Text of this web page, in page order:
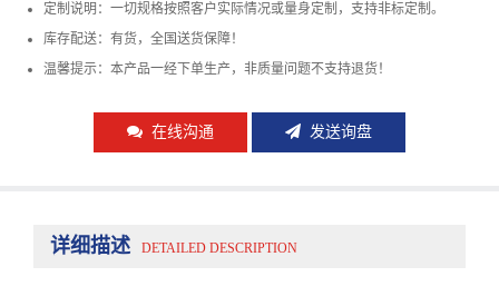
定制说明：一切规格按照客户实际情况或量身定制，支持非标定制。
库存配送：有货，全国送货保障！
温馨提示：本产品一经下单生产，非质量问题不支持退货！
在线沟通 发送询盘
详细描述 DETAILED DESCRIPTION